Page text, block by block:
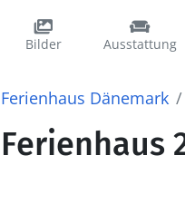
Bilder Ausstattung
Ferienhaus Dänemark
Ferienhaus